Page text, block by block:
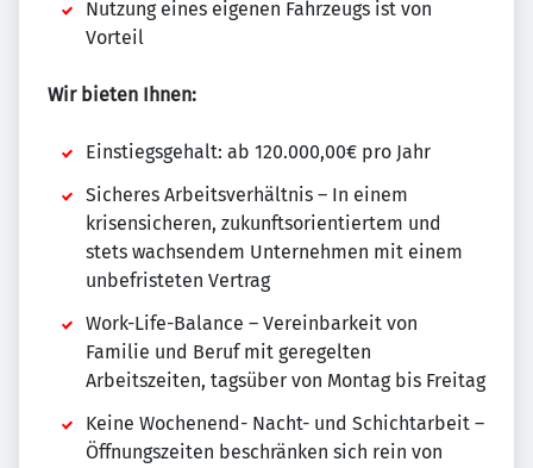
Nutzung eines eigenen Fahrzeugs ist von
Vorteil
Wir bieten Ihnen:
Einstiegsgehalt: ab 120.000,00€ pro Jahr
Sicheres Arbeitsverhältnis – In einem
krisensicheren, zukunftsorientiertem und
stets wachsendem Unternehmen mit einem
unbefristeten Vertrag
Work-Life-Balance – Vereinbarkeit von
Familie und Beruf mit geregelten
Arbeitszeiten, tagsüber von Montag bis Freitag
Keine Wochenend- Nacht- und Schichtarbeit –
Öffnungszeiten beschränken sich rein von